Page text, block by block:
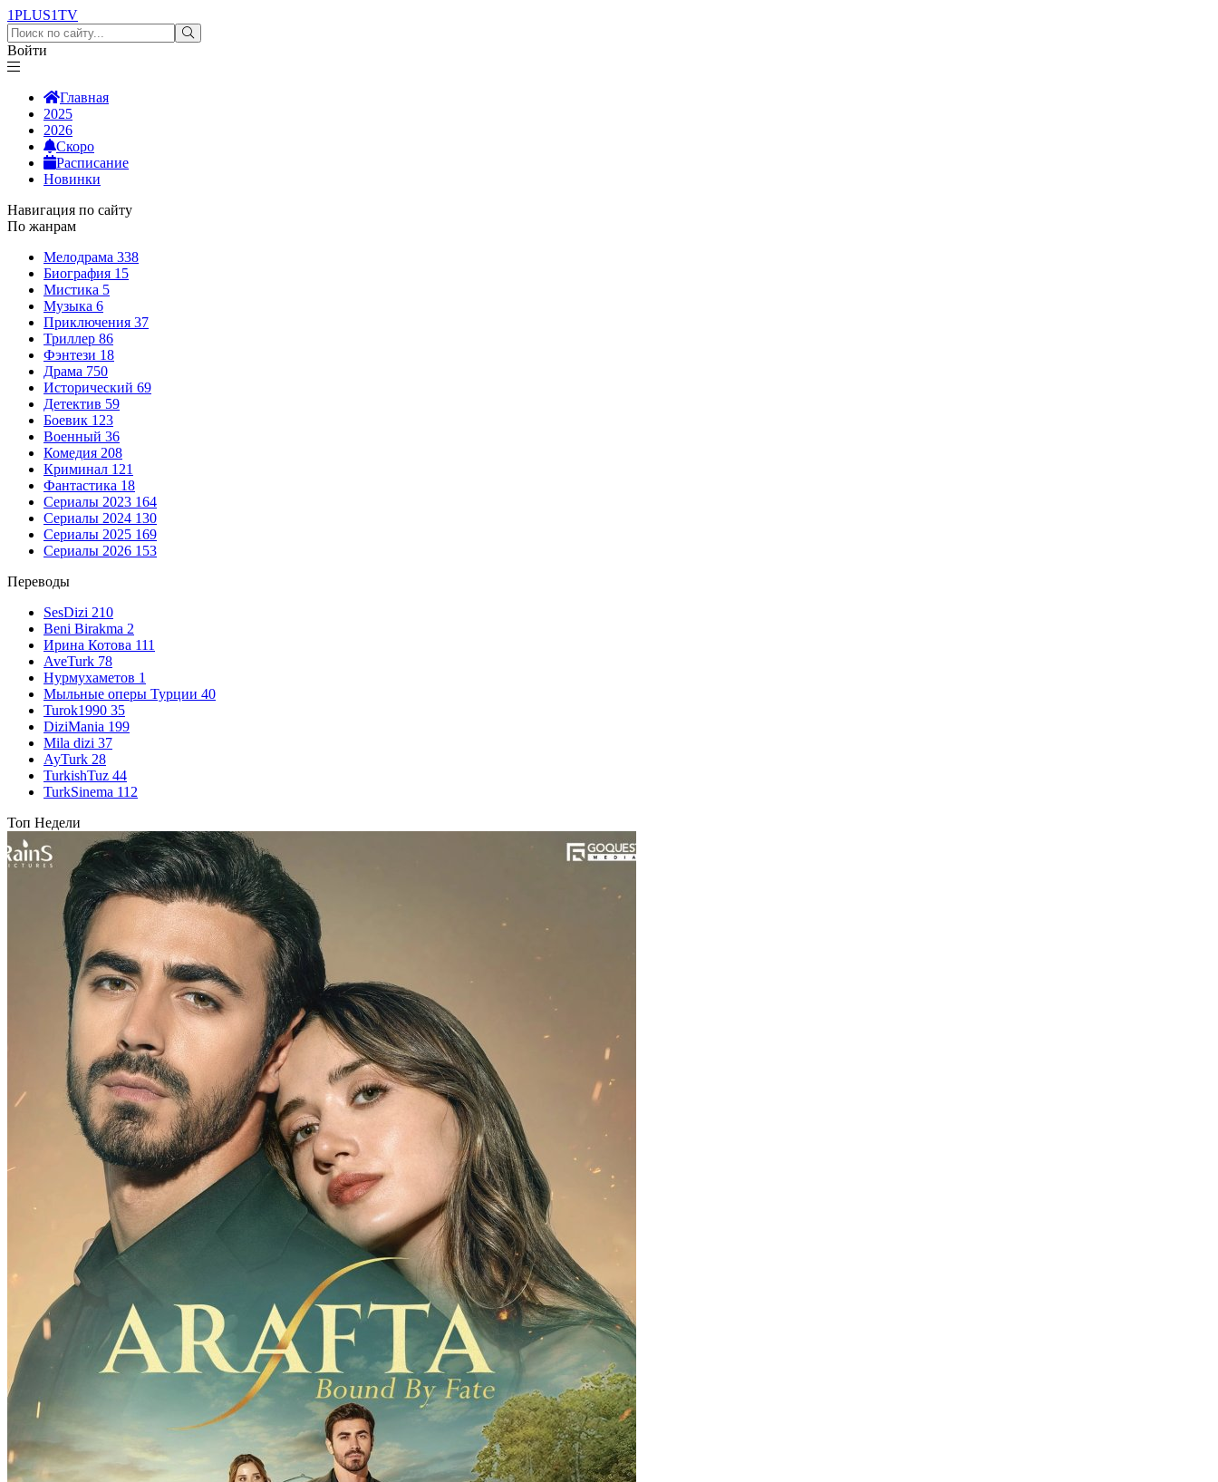
1PLUS1TV
Войти
Главная
2025
2026
Скоро
Расписание
Новинки
Навигация по сайту
По жанрам
Мелодрама 338
Биография 15
Мистика 5
Музыка 6
Приключения 37
Триллер 86
Фэнтези 18
Драма 750
Исторический 69
Детектив 59
Боевик 123
Военный 36
Комедия 208
Криминал 121
Фантастика 18
Сериалы 2023 164
Сериалы 2024 130
Сериалы 2025 169
Сериалы 2026 153
Переводы
SesDizi 210
Beni Birakma 2
Ирина Котова 111
AveTurk 78
Нурмухаметов 1
Мыльные оперы Турции 40
Turok1990 35
DiziMania 199
Mila dizi 37
AyTurk 28
TurkishTuz 44
TurkSinema 112
Топ Недели